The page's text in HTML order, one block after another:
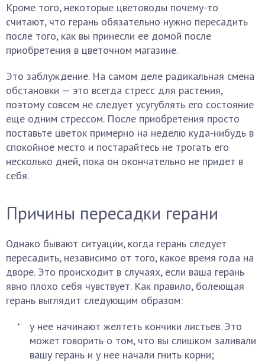
Кроме того, некоторые цветоводы почему-то
считают, что герань обязательно нужно пересадить
после того, как вы принесли ее домой после
приобретения в цветочном магазине.
Это заблуждение. На самом деле радикальная смена
обстановки — это всегда стресс для растения,
поэтому совсем не следует усугублять его состояние
еще одним стрессом. После приобретения просто
поставьте цветок примерно на неделю куда-нибудь в
спокойное место и постарайтесь не трогать его
несколько дней, пока он окончательно не придет в
себя.
Причины пересадки герани
Однако бывают ситуации, когда герань следует
пересадить, независимо от того, какое время года на
дворе. Это происходит в случаях, если ваша герань
явно плохо себя чувствует. Как правило, болеющая
герань выглядит следующим образом:
у нее начинают желтеть кончики листьев. Это
может говорить о том, что вы слишком заливали
вашу герань и у нее начали гнить корни;